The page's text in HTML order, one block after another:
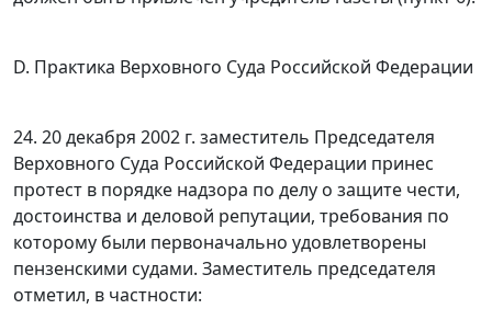
D. Практика Верховного Суда Российской Федерации
24. 20 декабря 2002 г. заместитель Председателя
Верховного Суда Российской Федерации принес
протест в порядке надзора по делу о защите чести,
достоинства и деловой репутации, требования по
которому были первоначально удовлетворены
пензенскими судами. Заместитель председателя
отметил, в частности: